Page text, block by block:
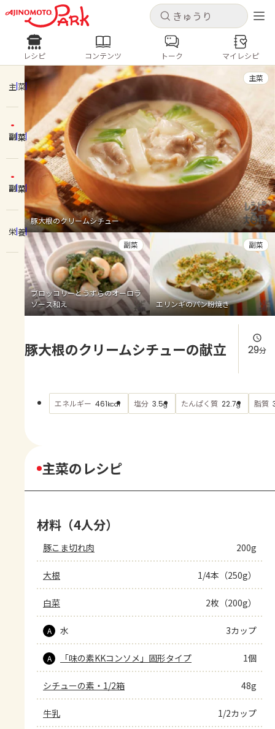
キャンセル
ログインするとレシピを保存できます
ログイン 新規登録
ホーム
コンテンツ
レシピ
トーク
よくあるお問い合わせ
お買い物
AJINOMOTO PARK とは
キャンセル
レシピ コンテンツ
人気の食材・レシピ
きゅうり なす トマト
とうもろこし
ピーマン
みょうが ゴーヤ
レシピ コンテンツ トーク マイレシピ
主菜
副菜
副菜
栄養
豚大根のクリームシチュー
主菜
ブロッコリーとうずらのオーロラ
ソース和え
副菜
エリンギのパン粉焼き
副菜
豚大根のクリームシチューの献立 29分
エネルギー 461kcal 塩分 3.5g たんぱく質 22.7g 脂質
主菜のレシピ
材料（4人分）
豚こま切れ肉 200g
大根 1/4本（250g）
白菜 2枚（200g）
A 水 3カップ
A 「味の素KKコンソメ」固形タイプ 1個
シチューの素・1/2箱 48g
牛乳 1/2カップ